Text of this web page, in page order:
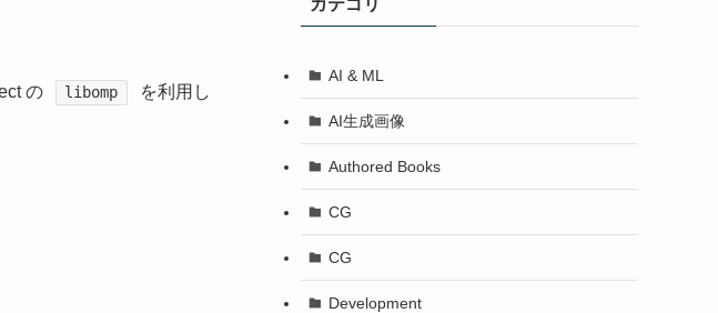
の libomp
を利用し
カテゴリ
AI & ML
AI生成画像
Authored Books
CG
CG
Development